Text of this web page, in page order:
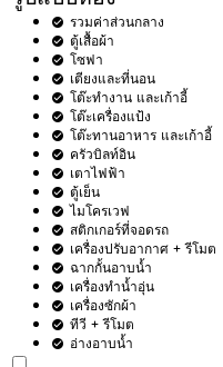
รวมค่าส่วนกลาง
ตู้เสื้อผ้า
โซฟา
เตียงและที่นอน
โต๊ะทำงาน และเก้าอี้
โต๊ะเครื่องแป้ง
โต๊ะทานอาหาร และเก้าอี้
ครัวบิลท์อิน
เตาไฟฟ้า
ตู้เย็น
ไมโครเวฟ
สติกเกอร์ที่จอดรถ
เครื่องปรับอากาศ + รีโมต
ฉากกั้นอาบน้ำ
เครื่องทำน้ำอุ่น
เครื่องซักผ้า
ทีวี + รีโมต
อ่างอาบน้ำ